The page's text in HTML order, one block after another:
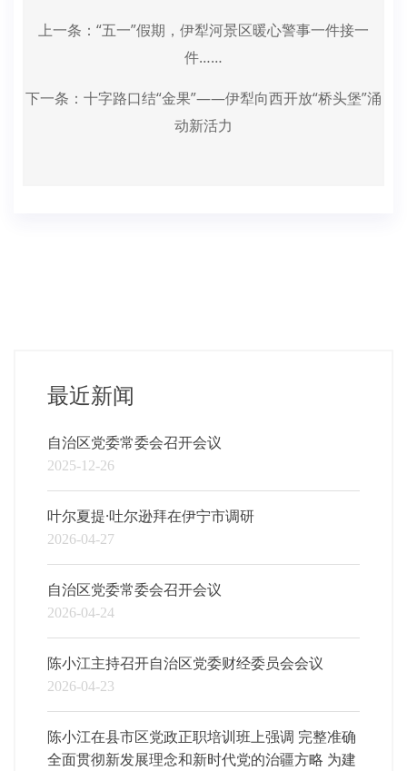
上一条： “五一”假期，伊犁河景区暖心警事一件接一
件……
下一条： 十字路口结“金果”——伊犁向西开放“桥头堡”涌
动新活力
最近新闻
自治区党委常委会召开会议
2025-12-26
叶尔夏提·吐尔逊拜在伊宁市调研
2026-04-27
自治区党委常委会召开会议
2026-04-24
陈小江主持召开自治区党委财经委员会会议
2026-04-23
陈小江在县市区党政正职培训班上强调 完整准确
全面贯彻新发展理念和新时代党的治疆方略 为建